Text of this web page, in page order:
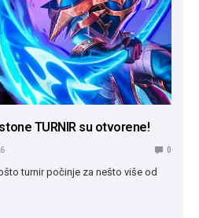
TURNIR su otvorene!
0
turnir počinje za nešto više od